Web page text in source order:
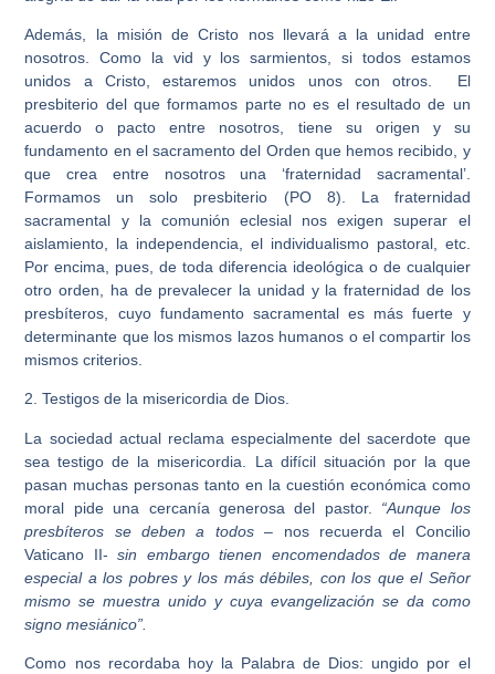
Además, la misión de Cristo nos llevará a la unidad entre
nosotros. Como la vid y los sarmientos, si todos estamos
unidos a Cristo, estaremos unidos unos con otros. El
presbiterio del que formamos parte no es el resultado de un
acuerdo o pacto entre nosotros, tiene su origen y su
fundamento en el sacramento del Orden que hemos recibido, y
que crea entre nosotros una ‘fraternidad sacramental’.
Formamos un solo presbiterio (PO 8). La fraternidad
sacramental y la comunión eclesial nos exigen superar el
aislamiento, la independencia, el individualismo pastoral, etc.
Por encima, pues, de toda diferencia ideológica o de cualquier
otro orden, ha de prevalecer la unidad y la fraternidad de los
presbíteros, cuyo fundamento sacramental es más fuerte y
determinante que los mismos lazos humanos o el compartir los
mismos criterios.
2. Testigos de la misericordia de Dios.
La sociedad actual reclama especialmente del sacerdote que
sea testigo de la misericordia. La difícil situación por la que
pasan muchas personas tanto en la cuestión económica como
moral pide una cercanía generosa del pastor. “Aunque los
presbíteros se deben a todos– nos recuerda el Concilio
Vaticano II-sin embargo tienen encomendados de manera
especial a los pobres y los más débiles, con los que el Señor
mismo se muestra unido y cuya evangelización se da como
signo mesiánico”.
Como nos recordaba hoy la Palabra de Dios: ungido por el